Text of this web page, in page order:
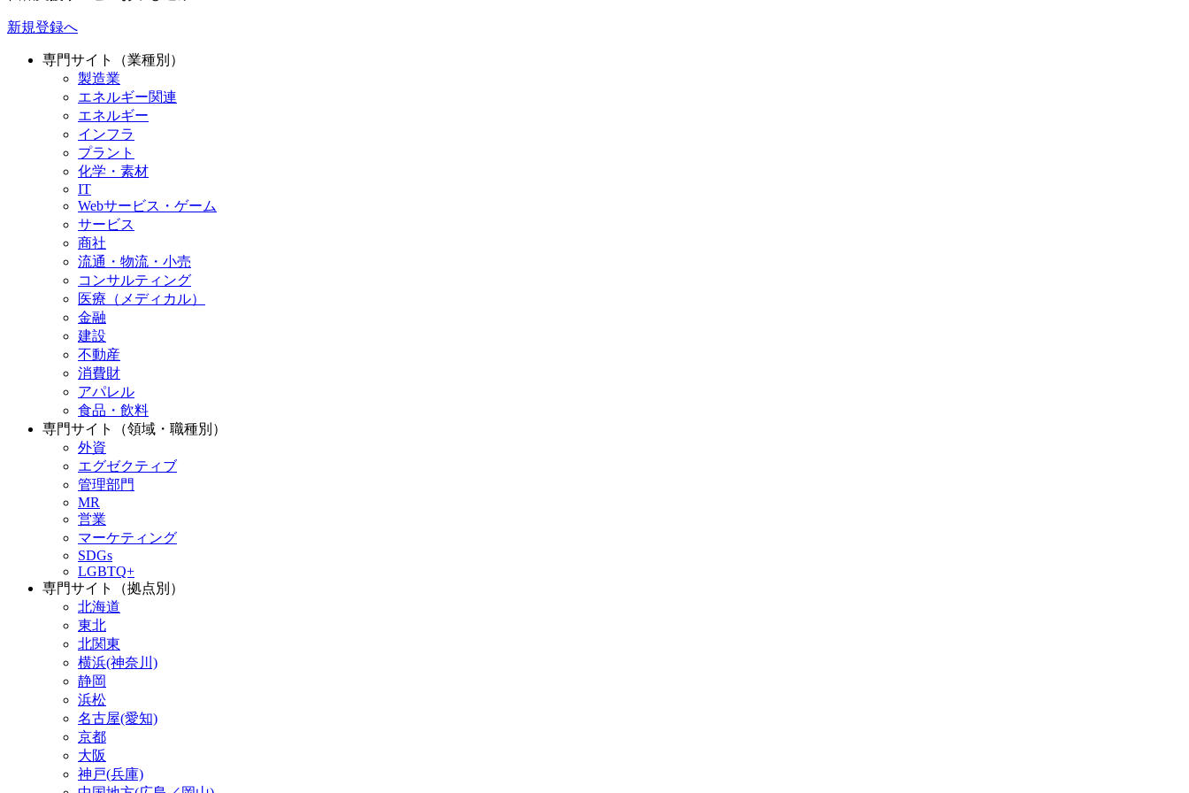
新規登録へ
専門サイト（業種別）
製造業
エネルギー関連
エネルギー
インフラ
プラント
化学・素材
IT
Webサービス・ゲーム
サービス
商社
流通・物流・小売
コンサルティング
医療（メディカル）
金融
建設
不動産
消費財
アパレル
食品・飲料
専門サイト（領域・職種別）
外資
エグゼクティブ
管理部門
MR
営業
マーケティング
SDGs
LGBTQ+
専門サイト（拠点別）
北海道
東北
北関東
横浜(神奈川)
静岡
浜松
名古屋(愛知)
京都
大阪
神戸(兵庫)